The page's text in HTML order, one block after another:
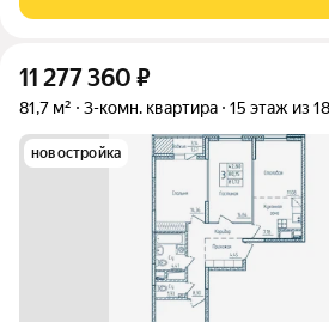
Кухня: 8 кв.м
11 277 360 ₽
81,7 м² 3-комн. квартира 15 этаж из 18
новостройка